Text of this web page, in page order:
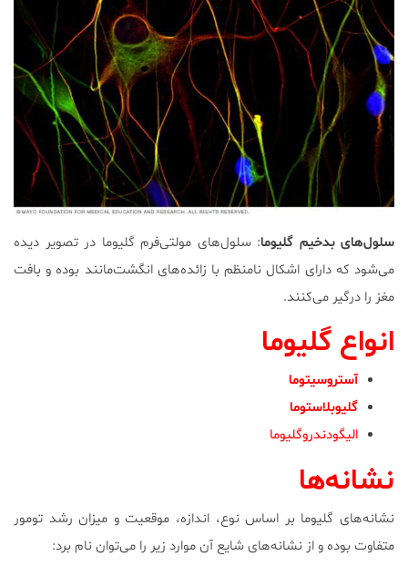
سلول‌های بدخیم گلیوما: سلول‌های مولتی‌فرم گلیوما در تصویر دیده
می‌شود که دارای اشکال نامنظم با زائده‌های انگشت‌مانند بوده و بافت
مغز را درگیر می‌کنند.
انواع گلیوما
آستروسیتوما
گلیوبلاستوما
الیگودندروگلیوما
نشانه‌ها
نشانه‌های گلیوما بر اساس نوع، اندازه، موقعیت و میزان رشد تومور
متفاوت بوده و از نشانه‌های شایع آن موارد زیر را می‌توان نام برد: